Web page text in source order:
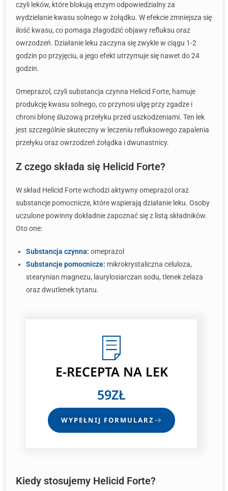
czyli leków, które blokują enzym odpowiedzialny za
wydzielanie kwasu solnego w żołądku. W efekcie zmniejsza się
ilość kwasu, co pomaga złagodzić objawy refluksu oraz
owrzodzeń. Działanie leku zaczyna się zwykle w ciągu 1-2
godzin po przyjęciu, a jego efekt utrzymuje się nawet do 24
godzin.
Omeprazol, czyli substancja czynna Helicid Forte, hamuje
produkcję kwasu solnego, co przynosi ulgę przy zgadze i
chroni błonę śluzową przełyku przed uszkodzeniami. Ten lek
jest szczególnie skuteczny w leczeniu refluksowego zapalenia
przełyku oraz owrzodzeń żołądka i dwunastnicy.
Z czego składa się Helicid Forte?
W skład Helicid Forte wchodzi aktywny omeprazol oraz
substancje pomocnicze, które wspierają działanie leku. Osoby
uczulone powinny dokładnie zapoznać się z listą składników.
Oto one:
Substancja czynna: omeprazol
Substancje pomocnicze: mikrokrystaliczna celuloza,
stearynian magnezu, laurylosiarczan sodu, tlenek żelaza
oraz dwutlenek tytanu.
E-RECEPTANA LEK
59ZŁ
WYPEŁNIJ FORMULARZ
Kiedy stosujemy Helicid Forte?